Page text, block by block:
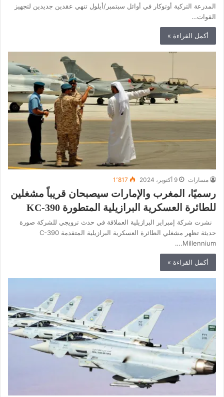
المدرعة التركية أوتوكار في أوائل سبتمبر/أيلول تنهي عقدين جديدين لتجهيز
القوات…
أكمل القراءة »
مسارات 9 أكتوبر، 2024 1٬817
رسميًا، المغرب والإمارات سيصبحان قريباً مشغلين
للطائرة العسكرية البرازيلية المتطورة KC-390
نشرت شركة إمبراير البرازيلية العملاقة في حدث ترويجي للشركة صورة
حديثة تظهر مشغلي الطائرة العسكرية البرازيلية المتقدمة C-390
Millennium.…
أكمل القراءة »